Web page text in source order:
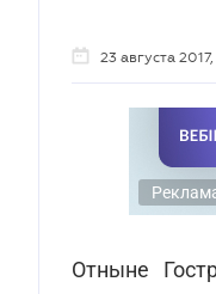
23 августа
Отныне